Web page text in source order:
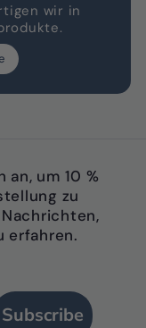
wir in
an, um 10 %
zu
erfahren.
Subscribe